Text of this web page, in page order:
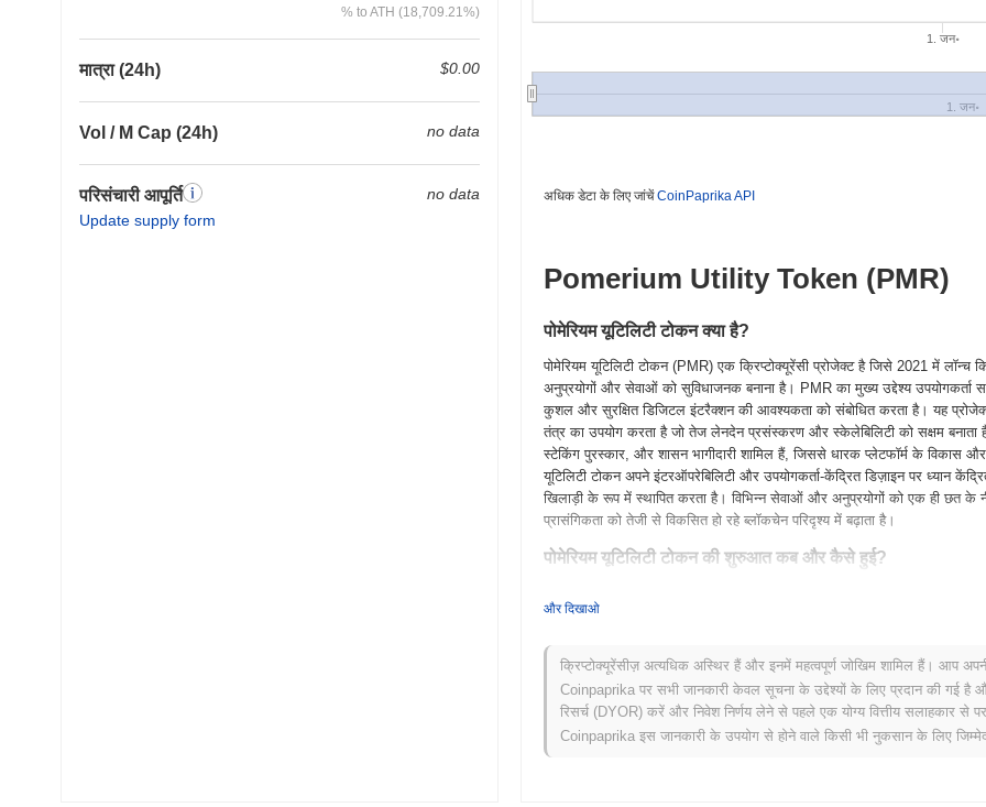
% to ATH (18,709.21%)
मात्रा (24h) $0.00
Vol / M Cap (24h) no data
परिसंचारी आपूर्ति
Update supply form
no data
1. जन॰
1. जन॰
अधिक डेटा के लिए जांचेंCoinPaprika API
Pomerium Utility Token (PMR)
पोमेरियम यूटिलिटी टोकन क्या है?
पोमेरियम यूटिलिटी टोकन (PMR) एक क्रिप्टोक्यूरेंसी प्रोजेक्ट है जिसे 2021 में लॉन्च
अनुप्रयोगों और सेवाओं को सुविधाजनक बनाना है। PMR का मुख्य उद्देश्य उपयोगकर्ता
कुशल और सुरक्षित डिजिटल इंटरैक्शन की आवश्यकता को संबोधित करता है। यह
तंत्र का उपयोग करता है जो तेज लेनदेन प्रसंस्करण और स्केलेबिलिटी को सक्षम
स्टेकिंग पुरस्कार, और शासन भागीदारी शामिल हैं, जिससे धारक प्लेटफॉर्म के विकास
यूटिलिटी टोकन अपने इंटरऑपरेबिलिटी और उपयोगकर्ता-केंद्रित डिज़ाइन पर ध्यान
खिलाड़ी के रूप में स्थापित करता है। विभिन्न सेवाओं और अनुप्रयोगों को एक ही छत
प्रासंगिकता को तेजी से विकसित हो रहे ब्लॉकचेन परिदृश्य में बढ़ाता है।
पोमेरियम यूटिलिटी टोकन की शुरुआत कब और कैसे हुई?
गया। प्रोजेक्ट ने जून 2021 में अपना टेस्टनेट लॉन्च किया, जिससे डेवलपर्स और
प्रारंभिक विकास का ध्यान एक मजबूत पारिस्थितिकी तंत्र बनाने पर था जो
सहभागिता और उपयोगिता को बढ़ाना है। पोमेरियम यूटिलिटी टोकन का प्रारंभिक
आगे के विकास और विपणन प्रयासों के लिए धन जुटाने में मदद की। ये मौलिक कदम
एकीकरण के लिए आधार स्थापित करते हैं।
पोमेरियम यूटिलिटी टोकन के लिए आगे क्या है?
और दिखाओ
क्रिप्टोक्यूरेंसीज़ अत्यधिक अस्थिर हैं और इनमें महत्वपूर्ण जोखिम शामिल हैं। आप
Coinpaprika पर सभी जानकारी केवल सूचना के उद्देश्यों के लिए प्रदान की गई है
रिसर्च (DYOR) करें और निवेश निर्णय लेने से पहले एक योग्य वित्तीय सलाहकार से
Coinpaprika इस जानकारी के उपयोग से होने वाले किसी भी नुकसान के लिए